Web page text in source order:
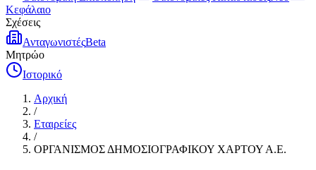
Κεφάλαιο
Σχέσεις
ΑνταγωνιστέςBeta
Μητρώο
Ιστορικό
Αρχική
/
Εταιρείες
/
ΟΡΓΑΝΙΣΜΟΣ ΔΗΜΟΣΙΟΓΡΑΦΙΚΟΥ ΧΑΡΤΟΥ Α.Ε.